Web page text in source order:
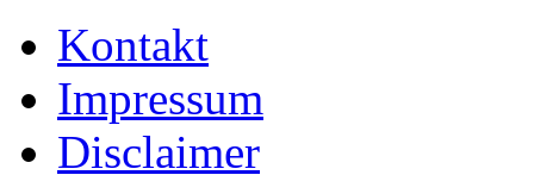
Kontakt
Impressum
Disclaimer